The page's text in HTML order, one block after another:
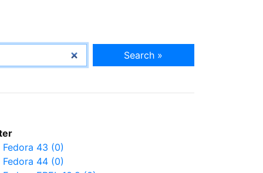
Search »
Fedora 43 (0)
Fedora 44 (0)